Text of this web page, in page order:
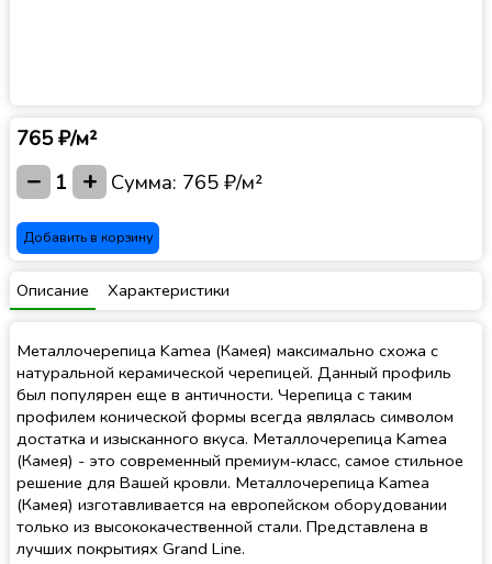
765 ₽/м²
− 1 + Сумма: 765 ₽/м²
Добавить в корзину
Описание Характеристики
Металлочерепица Kamea (Камея) максимально схожа с
натуральной керамической черепицей. Данный профиль
был популярен еще в античности. Черепица с таким
профилем конической формы всегда являлась символом
достатка и изысканного вкуса. Металлочерепица Kamea
(Камея) - это современный премиум-класс, самое стильное
решение для Вашей кровли. Металлочерепица Kamea
(Камея) изготавливается на европейском оборудовании
только из высококачественной стали. Представлена в
лучших покрытиях Grand Line.